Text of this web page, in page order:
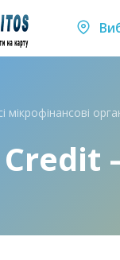
мікрофінансові